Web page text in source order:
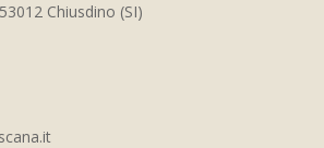
Chiusdino (SI)